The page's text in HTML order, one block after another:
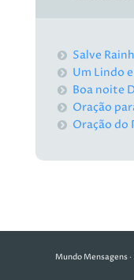
Salve
Um Lindo
Boa noite
Oração
Oração do
Mundo Mensagens·